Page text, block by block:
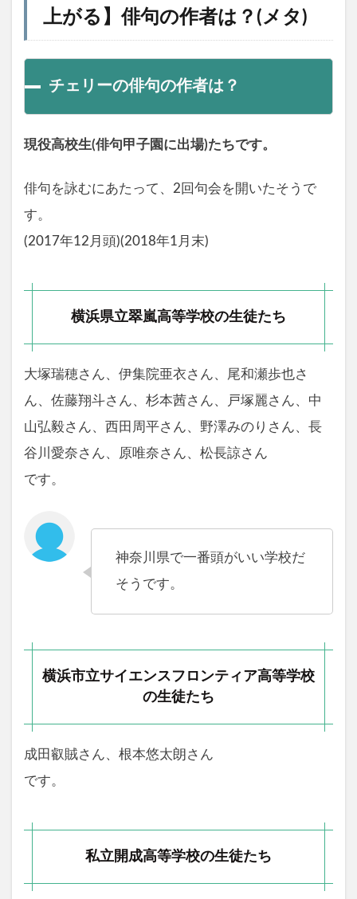
上がる 】俳句の作者は？(メタ)
チェリーの俳句の作者は？
現役高校生(俳句甲子園に出場)たちです。
俳句を詠むにあたって、2回句会を開いたそうで
す。
(2017年12月頭)(2018年1月末)
横浜県立翠嵐高等学校の生徒たち
大塚瑞穂さん、伊集院亜衣さん、尾和瀬歩也さ
ん、佐藤翔斗さん、杉本茜さん、戸塚麗さん、中
山弘毅さん、西田周平さん、野澤みのりさん、長
谷川愛奈さん、原唯奈さん、松長諒さん
です。
神奈川県で一番頭がいい学校だ
そうです。
横浜市立サイエンスフロンティア高等学校
の生徒たち
成田叡賊さん、根本悠太朗さん
です。
私立開成高等学校の生徒たち